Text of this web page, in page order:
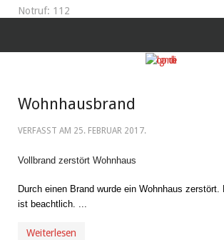
Notruf: 112
Wohnhausbrand
VERFASST AM 25. FEBRUAR 2017.
Vollbrand zerstört Wohnhaus
Durch einen Brand wurde ein Wohnhaus zerstört.
ist beachtlich. ...
Weiterlesen